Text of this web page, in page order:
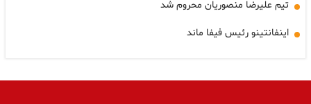
تیم علیرضا منصوریان محروم شد
اینفانتینو رئیس فیفا ماند